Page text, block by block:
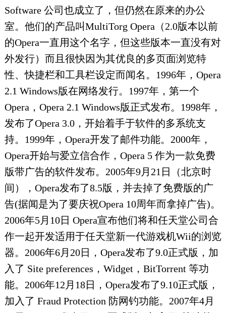
Software 公司也成立了，但仍然在原来的办公
室。他们的产品叫MultiTorg Opera（2.0版本以前
的Opera一直用这个名字，但这些版本一直没有对
外发行）而且很快因为其优良的多页面浏览特
性、快捷栏和工具栏设定而闻名。1996年，Opera
2.1 Windows版在网络发行。1997年，第一个
Opera，Opera 2.1 Windows版正式发布。1998年，
发布了Opera 3.0，开始着手于软件的多系统支
持。1999年，Opera开发了邮件功能。2000年，
Opera开始与爱立信合作，Opera 5 作为一款免费
版带广告的软件发布。2005年9月21日（北京时
间），Opera发布了8.5版，并去掉了免费版的广
告(据闻是为了要庆祝Opera 10周年而拿掉广告)。
2006年5月10日 Opera宣布他们将和任天堂公司合
作一起开发适用于任天堂新一代游戏机Wii的浏览
器。2006年6月20日，Opera发布了9.0正式版，加
入了 Site preferences，Widget，BitTorrent 等功
能。2006年12月18日，Opera发布了9.10正式版，
加入了 Fraud Protection 防网钓功能。2007年4月